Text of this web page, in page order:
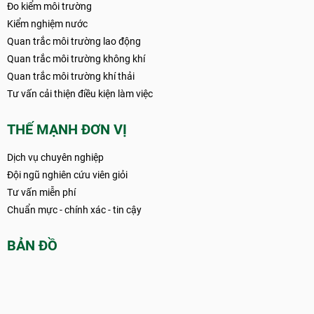
Đo kiểm môi trường
Kiểm nghiệm nước
Quan trắc môi trường lao động
Quan trắc môi trường không khí
Quan trắc môi trường khí thải
Tư vấn cải thiện điều kiện làm việc
THẾ MẠNH ĐƠN VỊ
Dịch vụ chuyên nghiệp
Đội ngũ nghiên cứu viên giỏi
Tư vấn miễn phí
Chuẩn mực - chính xác - tin cậy
BẢN ĐỒ